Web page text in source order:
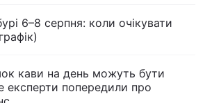
Інциденти
Погода
6–8 серпня: коли очікувати
кави на день можуть бути
експерти попередили про